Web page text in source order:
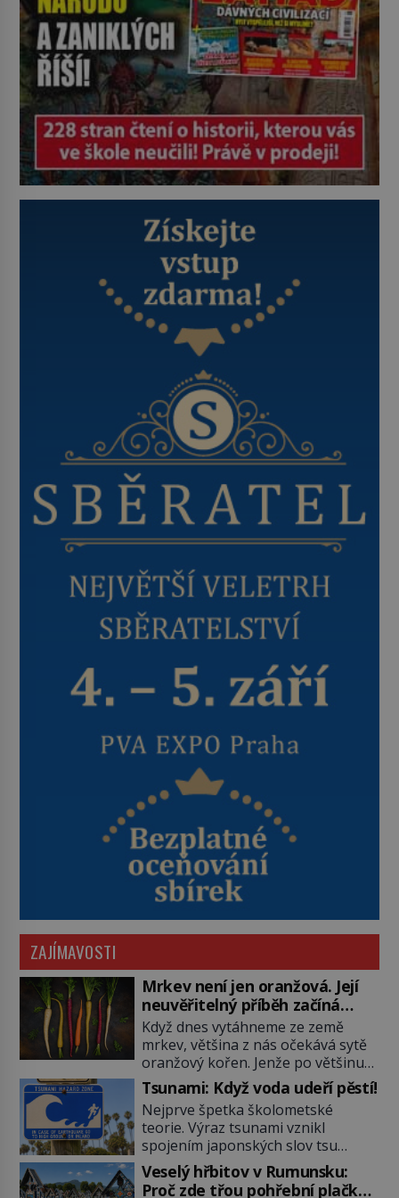
ZAJÍMAVOSTI
Mrkev není jen oranžová. Její
neuvěřitelný příběh začíná
fialovou barvou
Když dnes vytáhneme ze země
mrkev, většina z nás očekává sytě
oranžový kořen. Jenže po většinu
své historie je mrkev všechno
možné, jen ne oranžová. Je fialová,
žlutá, bílá, někdy dokonce téměř
černá. Až díky stovkám let
pečlivého šlechtění se z ní stává
zelenina, bez které si českou
zahradu ani nedokážeme
Tsunami: Když voda udeří pěstí!
Nejprve špetka školometské
teorie. Výraz tsunami vznikl
spojením japonských slov tsu
(přístav) a nami (vlna). Jedná se o
dlouhou vlnu, která je na volném
Veselý hřbitov v Rumunsku:
Proč zde třou pohřební plačky